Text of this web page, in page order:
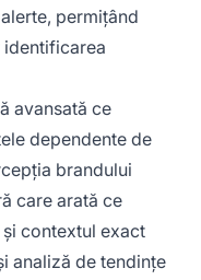
permițând
identificarea
avansată ce
dependente de
brandului
care arată ce
contextul exact
analiză de tendințe